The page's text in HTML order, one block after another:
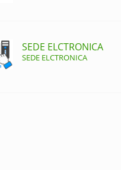
SEDE ELCTRONICA
SEDE ELCTRONICA